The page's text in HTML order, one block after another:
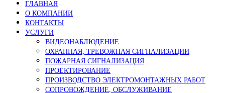
ГЛАВНАЯ
О КОМПАНИИ
КОНТАКТЫ
УСЛУГИ
ВИДЕОНАБЛЮДЕНИЕ
ОХРАННАЯ, ТРЕВОЖНАЯ СИГНАЛИЗАЦИИ
ПОЖАРНАЯ СИГНАЛИЗАЦИЯ
ПРОЕКТИРОВАНИЕ
ПРОИЗВОДСТВО ЭЛЕКТРОМОНТАЖНЫХ РАБОТ
СОПРОВОЖДЕНИЕ, ОБСЛУЖИВАНИЕ